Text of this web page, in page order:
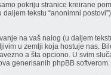
pokriju stranice kreirane
tekstu “anonimni
na vaš nalog (u daljem
u zemlji koja hostuje nas.
a šta opciono. U svim
generisanih phpBB softverom.